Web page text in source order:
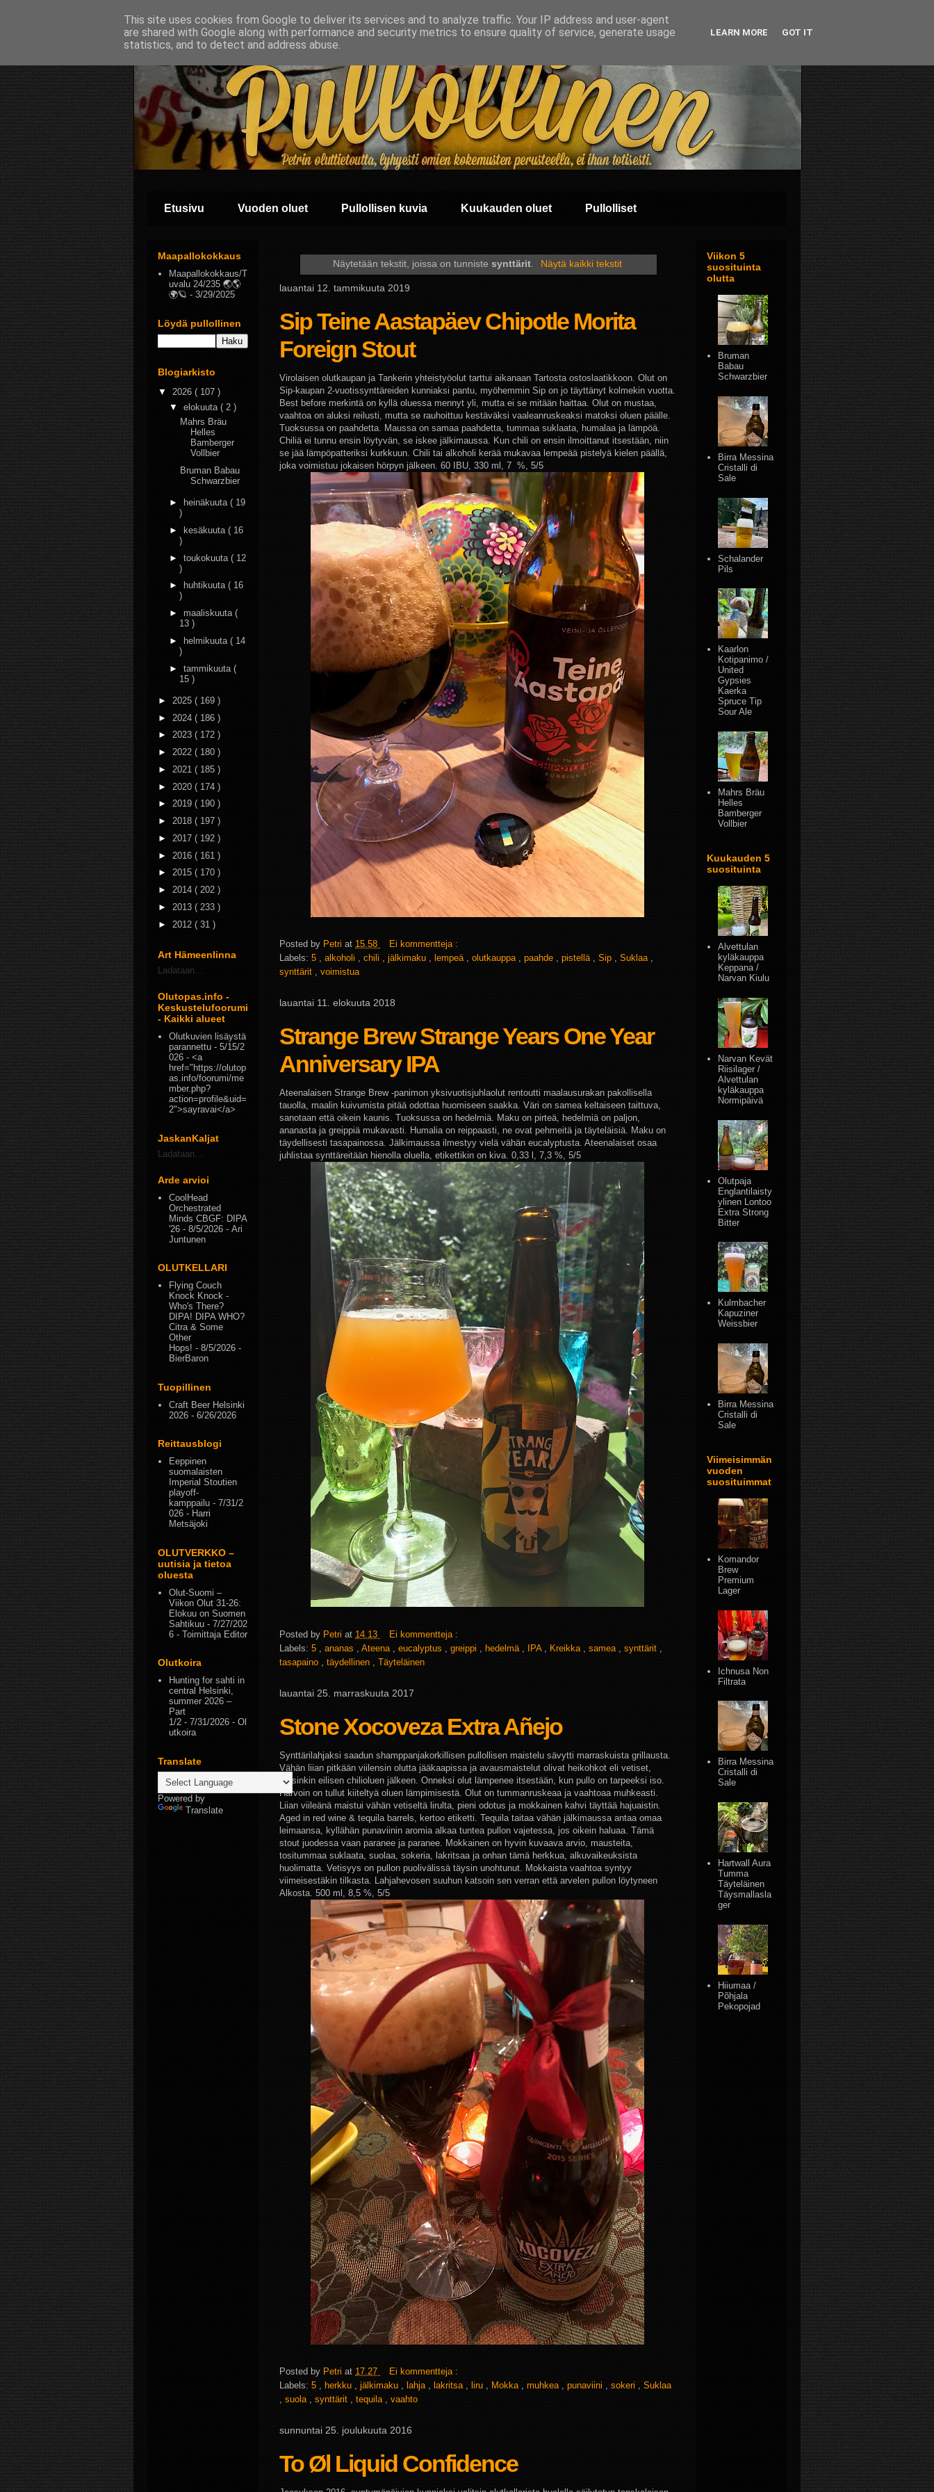
Etusivu Vuoden oluet Pullollisen kuvia Kuukauden oluet Pullolliset
Näytetään tekstit, joissa on tunnistesynttärit. Näytä kaikki tekstit
lauantai 12. tammikuuta 2019
Sip Teine Aastapäev Chipotle Morita
Foreign Stout
Virolaisen olutkaupan ja Tankerin yhteistyöolut tarttui aikanaan Tartosta ostoslaatikkoon. Olut on
Sip-kaupan 2-vuotissynttäreiden kunniaksi pantu, myöhemmin Sip on jo täyttänyt kolmekin vuotta.
Best before merkintä on kyllä oluessa mennyt yli, mutta ei se mitään haittaa. Olut on mustaa,
vaahtoa on aluksi reilusti, mutta se rauhoittuu kestäväksi vaaleanruskeaksi matoksi oluen päälle.
Tuoksussa on paahdetta. Maussa on samaa paahdetta, tummaa suklaata, humalaa ja lämpöä.
Chiliä ei tunnu ensin löytyvän, se iskee jälkimaussa. Kun chili on ensin ilmoittanut itsestään, niin
se jää lämpöpatteriksi kurkkuun. Chili tai alkoholi kerää mukavaa lempeää pistelyä kielen päällä,
joka voimistuu jokaisen hörpyn jälkeen. 60 IBU, 330 ml, 7 %, 5/5
Posted by Petri at 15.58
Ei kommentteja :
Labels: 5 , alkoholi , chili , jälkimaku , lempeä , olutkauppa , paahde , pistellä , Sip , Suklaa ,
synttärit , voimistua
lauantai 11. elokuuta 2018
Strange Brew Strange Years One Year
Anniversary IPA
Ateenalaisen Strange Brew -panimon yksivuotisjuhlaolut rentoutti maalausurakan pakollisella
tauolla, maalin kuivumista pitää odottaa huomiseen saakka. Väri on samea keltaiseen taittuva,
sanotaan että oikein kaunis. Tuoksussa on hedelmiä. Maku on pirteä, hedelmiä on paljon,
ananasta ja greippiä mukavasti. Humalia on reippaasti, ne ovat pehmeitä ja täyteläisiä. Maku on
täydellisesti tasapainossa. Jälkimaussa ilmestyy vielä vähän eucalyptusta. Ateenalaiset osaa
juhlistaa synttäreitään hienolla oluella, etikettikin on kiva. 0,33 l, 7,3 %, 5/5
Posted by Petri at 14.13
Ei kommentteja :
Labels: 5 ananas Ateena eucalyptus greippi hedelmä IPA Kreikka samea synttärit
tasapaino
täydellinen Täyteläinen
lauantai 25. marraskuuta 2017
Stone Xocoveza Extra Añejo
Synttärilahjaksi saadun shamppanjakorkillisen pullollisen maistelu sävytti marraskuista grillausta.
Vähän liian pitkään viilensin olutta jääkaapissa ja avausmaistelut olivat heikohkot eli vetiset,
varsinkin eilisen chilioluen jälkeen. Onneksi olut lämpenee itsestään, kun pullo on tarpeeksi iso.
Harvoin on tullut kiiteltyä oluen lämpimisestä. Olut on tummanruskeaa ja vaahtoaa muhkeasti.
Liian viileänä maistui vähän vetiseltä lirulta, pieni odotus ja mokkainen kahvi täyttää hajuaistin.
Aged in red wine & tequila barrels, kertoo etiketti. Tequila taitaa vähän jälkimaussa antaa omaa
leimaansa, kyllähän punaviinin aromia alkaa tuntea pullon vajetessa, jos oikein haluaa. Tämä
stout juodessa vaan paranee ja paranee. Mokkainen on hyvin kuvaava arvio, mausteita,
tositummaa suklaata, suolaa, sokeria, lakritsaa ja onhan tämä herkkua, alkuvaikeuksista
huolimatta. Vetisyys on pullon puolivälissä täysin unohtunut. Mokkaista vaahtoa syntyy
viimeisestäkin tilkasta. Lahjahevosen suuhun katsoin sen verran että arvelen pullon löytyneen
Alkosta. 500 ml, 8,5 %, 5/5
Posted by Petri at 17.27
Ei kommentteja :
Labels: 5 , herkku , jälkimaku , lahja , lakritsa , liru , Mokka , muhkea , punaviini , sokeri , Suklaa
, suola , synttärit , tequila , vaahto
sunnuntai 25. joulukuuta 2016
To Øl Liquid Confidence
Maapallokokkaus
Maapallokokkaus/T
uvalu 24/235 🌏🌎
🌍🪐 - 3/29/2025
Löydä pullollinen
Blogiarkisto
▼ 2026 ( 107 )
▼ elokuuta ( 2 )
Mahrs Bräu
Helles
Bamberger
Vollbier
Bruman Babau
Schwarzbier
► heinäkuuta ( 19
)
►
kesäkuuta ( 16
)
► toukokuuta ( 12
)
►
huhtikuuta ( 16
)
► maaliskuuta (
13 )
►
helmikuuta ( 14
)
► tammikuuta (
15 )
► 2025 ( 169 )
► 2024 ( 186 )
► 2023 ( 172 )
► 2022 ( 180 )
► 2021 ( 185 )
► 2020 ( 174 )
► 2019 ( 190 )
► 2018 ( 197 )
► 2017 ( 192 )
► 2016 ( 161 )
► 2015 ( 170 )
► 2014 ( 202 )
► 2013 ( 233 )
► 2012 ( 31 )
Art Hämeenlinna
Ladataan...
Olutopas.info -
Keskustelufoorumi
- Kaikki alueet
Olutkuvien lisäystä
parannettu - 5/15/2
026 - <a
href="https://olutop
as.info/foorumi/me
mber.php?
action=profile&uid=
2">sayravai</a>
JaskanKaljat
Ladataan...
Arde arvioi
CoolHead
Orchestrated
Minds CBGF: DIPA
'26 - 8/5/2026 - Ari
Juntunen
OLUTKELLARI
Flying Couch
Knock Knock -
Who's There?
DIPA! DIPA WHO?
Citra & Some
Other
Hops! - 8/5/2026 -
BierBaron
Tuopillinen
Craft Beer Helsinki
2026 - 6/26/2026
Reittausblogi
Eeppinen
suomalaisten
Imperial Stoutien
playoff-
kamppailu - 7/31/2
026 - Harri
Metsäjoki
OLUTVERKKO –
uutisia ja tietoa
oluesta
Olut-Suomi –
Viikon Olut 31-26:
Elokuu on Suomen
Sahtikuu - 7/27/202
6 - Toimittaja Editor
Olutkoira
Hunting for sahti in
central Helsinki,
summer 2026 –
Part
1/2 - 7/31/2026 - Ol
utkoira
Translate
Powered by
Translate
Viikon 5
suosituinta
olutta
Bruman
Babau
Schwarzbier
Birra Messina
Cristalli di
Sale
Schalander
Pils
Kaarlon
Kotipanimo /
United
Gypsies
Kaerka
Spruce Tip
Sour Ale
Mahrs Bräu
Helles
Bamberger
Vollbier
Kuukauden 5
suosituinta
Alvettulan
kyläkauppa
Keppana /
Narvan Kiulu
Narvan Kevät
Riisilager /
Alvettulan
kyläkauppa
Normipäivä
Olutpaja
Englantilaisty
ylinen Lontoo
Extra Strong
Bitter
Kulmbacher
Kapuziner
Weissbier
Birra Messina
Cristalli di
Sale
Viimeisimmän
vuoden
suosituimmat
Komandor
Brew
Premium
Lager
Ichnusa Non
Filtrata
Birra Messina
Cristalli di
Sale
Hartwall Aura
Tumma
Täyteläinen
Täysmallasla
ger
Hiiumaa /
Põhjala
Pekopojad
This site uses cookies from Google to deliver its services and to analyze traffic. Your IP address and user-agent
are shared with Google along with performance and security metrics to ensure quality of service, generate usage
statistics, and to detect and address abuse.
LEARN MORE GOT IT